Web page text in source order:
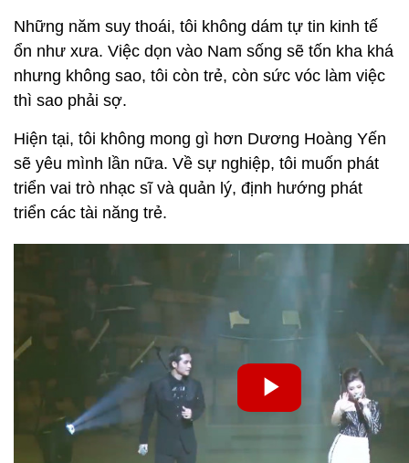
Những năm suy thoái, tôi không dám tự tin kinh tế
ổn như xưa. Việc dọn vào Nam sống sẽ tốn kha khá
nhưng không sao, tôi còn trẻ, còn sức vóc làm việc
thì sao phải sợ.
Hiện tại, tôi không mong gì hơn Dương Hoàng Yến
sẽ yêu mình lần nữa. Về sự nghiệp, tôi muốn phát
triển vai trò nhạc sĩ và quản lý, định hướng phát
triển các tài năng trẻ.